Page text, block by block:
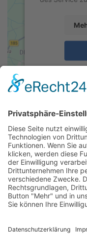
Parkplätze
Im begrenzten Umfang
Tiefgaragenparkplätze
klingeln und in der
Öffentliche
Sofern Sie mit der
Haltestellen beträgt die